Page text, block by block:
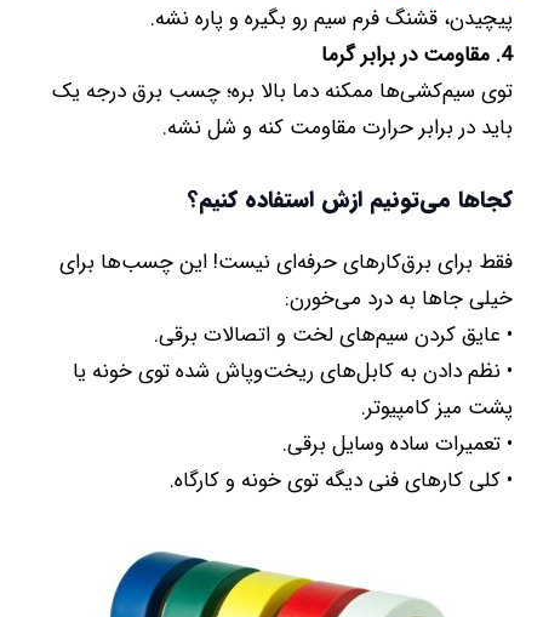
پیچیدن، قشنگ فرم سیم رو بگیره و پاره نشه.
4. مقاومت در برابر گرما
توی سیم‌کشی‌ها ممکنه دما بالا بره؛ چسب برق درجه یک
باید در برابر حرارت مقاومت کنه و شل نشه.
کجاها می‌تونیم ازش استفاده کنیم؟
فقط برای برق‌کارهای حرفه‌ای نیست! این چسب‌ها برای
خیلی جاها به درد می‌خورن:
• عایق کردن سیم‌های لخت و اتصالات برقی.
• نظم دادن به کابل‌های ریخت‌وپاش شده توی خونه یا
پشت میز کامپیوتر.
• تعمیرات ساده وسایل برقی.
• کلی کارهای فنی دیگه توی خونه و کارگاه.